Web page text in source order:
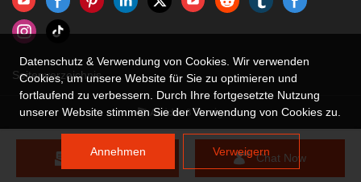
Seitenverzeichnis
Design
Send Inquiry Chat Now
Datenschutz & Verwendung von Cookies. Wir verwenden
Cookies, um unsere Website für Sie zu optimieren und
fortlaufend zu verbessern. Durch Ihre fortgesetzte Nutzung
unserer Website stimmen Sie der Verwendung von Cookies zu.
Annehmen Verweigern